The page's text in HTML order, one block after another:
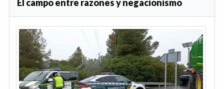
El campo entre razones y negacionismo